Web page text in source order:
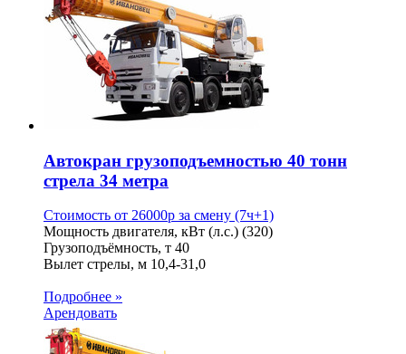
Автокран грузоподъемностью 40 тонн
стрела 34 метра
Стоимость от 26000p за смену (7ч+1)
Мощность двигателя, кВт (л.с.) (320)
Грузоподъёмность, т 40
Вылет стрелы, м 10,4-31,0
Подробнее »
Арендовать